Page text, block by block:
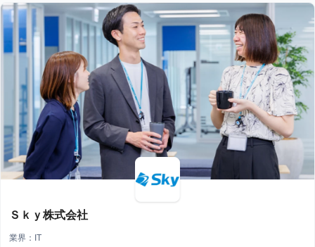
Ｓｋｙ株式会社
業界：IT